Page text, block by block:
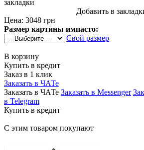
закладки
Добавить в
Цена: 3048 грн
Размер картины импасто:
Свой размер
В корзину
Купить в кредит
Заказ в 1 клик
Заказать в ЧАТе
Заказать в ЧАТе Заказать в Messenger
в Telegram
Купить в кредит
С этим товаром покупают